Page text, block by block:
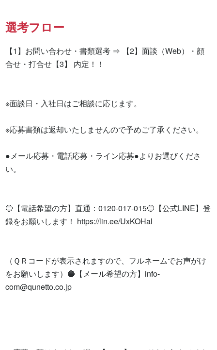
選考フロー
【1】お問い合わせ・書類選考 ⇒ 【2】面談（Web）・顔
合せ・打合せ【3】 内定！！
※面談日・入社日はご相談に応じます。
※応募書類は返却いたしませんので予めご了承ください。
●メール応募・電話応募・ライン応募●よりお選びくださ
い。
🔵【電話希望の方】直通：0120-017-015🔵【公式LINE】登
録をお願いします！ https://lin.ee/UxKOHal
（ＱＲコードが表示されますので、フルネームでお声がけ
をお願いします）🔵【メール希望の方】 info-
com@qunetto.co.jp